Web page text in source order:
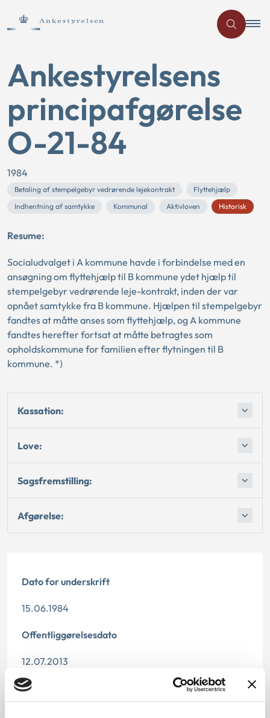
Ankestyrelsens
principafgørelse
O-21-84
1984
Betaling af stempelgebyr vedrørende lejekontrakt
Flyttehjælp
Indhentning af samtykke
Kommunal Aktivloven Historisk
Resume:
Socialudvalget i A kommune havde i forbindelse med en
ansøgning om flyttehjælp til B kommune ydet hjælp til
stempelgebyr vedrørende leje-kontrakt, inden der var
opnået samtykke fra B kommune. Hjælpen til stempelgebyr
fandtes at måtte anses som flyttehjælp, og A kommune
fandtes herefter fortsat at måtte betragtes som
opholdskommune for familien efter flytningen til B
kommune. *)
Kassation:
Love:
Sagsfremstilling:
Afgørelse:
Dato for underskrift
15.06.1984
Offentliggørelsesdato
12.07.2013
Paragraf